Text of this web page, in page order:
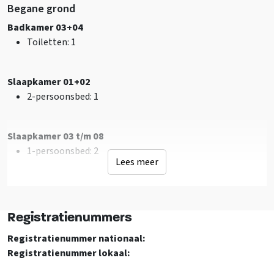
Faciliteiten (Buiten)
Terras
Terras overdekt
Glijbaan
Fietsenberging
Sanitair
Bad: 2
Badkamers
Faciliteiten (Binnen)
Begane grond
Badkamer 03+04
Toiletten: 1
Slaapkamer 01+02
2-persoonsbed: 1
Slaapkamer 03 t/m 08
1-persoonsbed: 2
Badkamer 01+02
Toiletten: 1
Wastafel: 1
Bad: 1
Lees meer
Registratienummers
Registratienummer nationaal:
Registratienummer lokaal: